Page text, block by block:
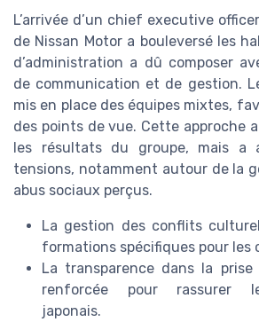
L’arrivée d’un chief executive
de Nissan Motor a bouleversé les
d’administration a dû composer
de communication et de gestion.
mis en place des équipes mixtes,
des points de vue. Cette approche a
les résultats du groupe, mais a
tensions, notamment autour de la
abus sociaux perçus.
La gestion des conflits
formations spécifiques pour les
La transparence dans la
renforcée pour rassurer
japonais.